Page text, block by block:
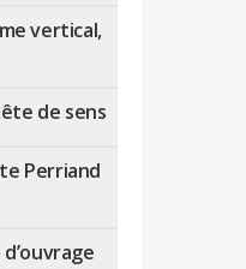
vertical,
de sens
Perriand